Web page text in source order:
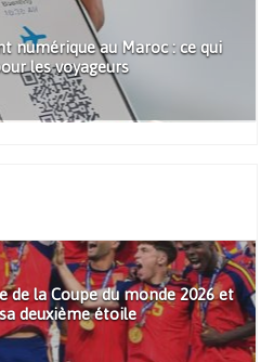
numérique au Maroc : ce qui
les voyageurs
de la Coupe du monde 2026 et
deuxième étoile